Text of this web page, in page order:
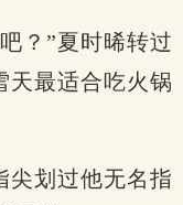
？”夏时晞转过
天最适合吃火锅
尖划过他无名指